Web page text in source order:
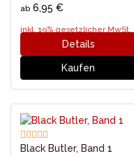
ab 6,95 €
inkl. 19% gesetzlicher MwSt.
Details
Kaufen
Black Butler, Band 1